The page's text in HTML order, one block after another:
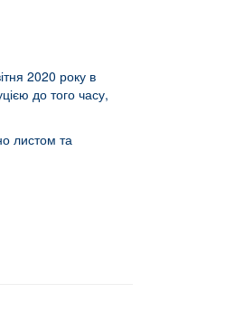
2020 року в
до того часу,
листом та